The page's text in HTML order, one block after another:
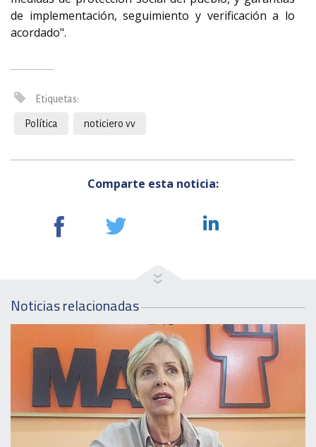
de implementación, seguimiento y verificación a lo
acordado".
Etiquetas:
Política noticiero vv
Comparte esta noticia:
Noticias relacionadas